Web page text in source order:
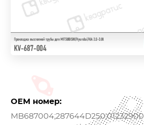
OEM номер:
MB687004;287644D250;01232900